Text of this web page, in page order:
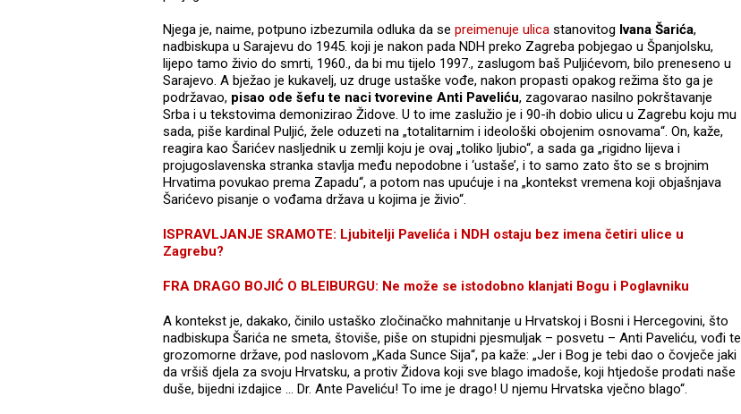
Njega je, naime, potpuno izbezumila odluka da se preimenuje ulica stanovitog Ivana Šarića,
nadbiskupa u Sarajevu do 1945. koji je nakon pada NDH preko Zagreba pobjegao u Španjolsku,
lijepo tamo živio do smrti, 1960., da bi mu tijelo 1997., zaslugom baš Puljićevom, bilo preneseno u
Sarajevo. A bježao je kukavelj, uz druge ustaške vođe, nakon propasti opakog režima što ga je
podržavao, pisao ode šefu te naci tvorevine Anti Paveliću, zagovarao nasilno pokrštavanje
Srba i u tekstovima demonizirao Židove. U to ime zaslužio je i 90-ih dobio ulicu u Zagrebu koju mu
sada, piše kardinal Puljić, žele oduzeti na „totalitarnim i ideološki obojenim osnovama“. On, kaže,
reagira kao Šarićev nasljednik u zemlji koju je ovaj „toliko ljubio“, a sada ga „rigidno lijeva i
projugoslavenska stranka stavlja među nepodobne i ‘ustaše’, i to samo zato što se s brojnim
Hrvatima povukao prema Zapadu“, a potom nas upućuje i na „kontekst vremena koji objašnjava
Šarićevo pisanje o vođama država u kojima je živio“.
ISPRAVLJANJE SRAMOTE: Ljubitelji Pavelića i NDH ostaju bez imena četiri ulice u
Zagrebu?
FRA DRAGO BOJIĆ O BLEIBURGU: Ne može se istodobno klanjati Bogu i Poglavniku
A kontekst je, dakako, činilo ustaško zločinačko mahnitanje u Hrvatskoj i Bosni i Hercegovini, što
nadbiskupa Šarića ne smeta, štoviše, piše on stupidni pjesmuljak – posvetu – Anti Paveliću, vođi te
grozomorne države, pod naslovom „Kada Sunce Sija“, pa kaže: „Jer i Bog je tebi dao o čovječe jaki
da vršiš djela za svoju Hrvatsku, a protiv Židova koji sve blago imadoše, koji htjedoše prodati naše
duše, bijedni izdajice … Dr. Ante Paveliću! To ime je drago! U njemu Hrvatska vječno blago“.